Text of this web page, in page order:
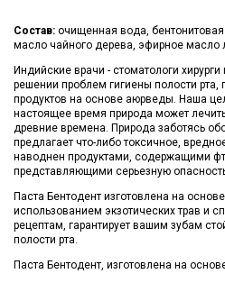
Состав: очищенная вода, бентонитовая
масло чайного дерева, эфирное масло
Индийские врачи - стоматологи
решении проблем гигиены полости рта,
продуктов на основе аюрведы. Наша
настоящее время природа может
древние времена. Природа заботясь
предлагает что-либо токсичное,
наводнен продуктами, содержащими
представляющими серьезную
Паста Бентодент изготовлена на
использованием экзотических трав и
рецептам, гарантирует вашим зубам
полости рта.
Паста Бентодент, изготовлена на